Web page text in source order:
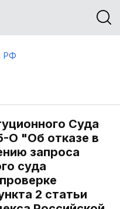
РФ
Суда
О "Об отказе в
запроса
суда
2 статьи